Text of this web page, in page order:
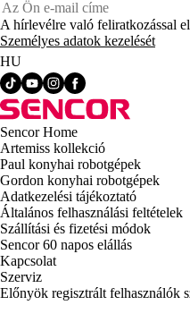
A hírlevélre való feliratkozással
Személyes adatok kezelését
HU
Sencor Home
Artemiss kollekció
Paul konyhai robotgépek
Gordon konyhai robotgépek
Adatkezelési tájékoztató
Általános felhasználási feltételek
Szállítási és fizetési módok
Sencor 60 napos elállás
Kapcsolat
Szerviz
Előnyök regisztrált felhasználók